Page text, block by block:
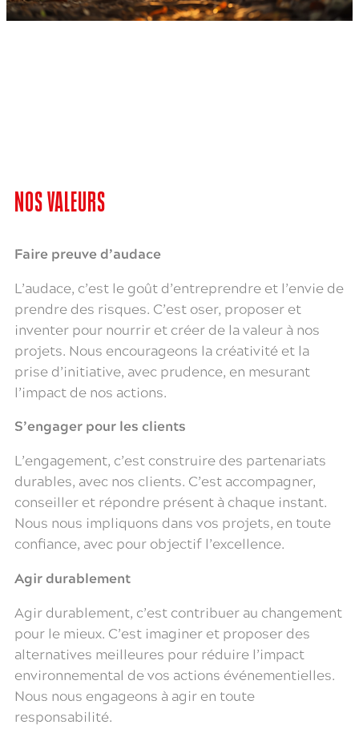
NOS VALEURS
Faire preuve d’audace
L’audace, c’est le goût d’entreprendre et l’envie de
prendre des risques. C’est oser, proposer et
inventer pour nourrir et créer de la valeur à nos
projets. Nous encourageons la créativité et la
prise d’initiative, avec prudence, en mesurant
l’impact de nos actions.
S’engager pour les clients
L’engagement, c’est construire des partenariats
durables, avec nos clients. C’est accompagner,
conseiller et répondre présent à chaque instant.
Nous nous impliquons dans vos projets, en toute
confiance, avec pour objectif l’excellence.
Agir durablement
Agir durablement, c’est contribuer au changement
pour le mieux. C’est imaginer et proposer des
alternatives meilleures pour réduire l’impact
environnemental de vos actions événementielles.
Nous nous engageons à agir en toute
responsabilité.